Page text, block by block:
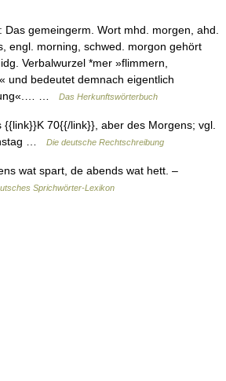
gemeingerm. Wort mhd. morgen, ahd.
engl. morning, schwed. morgon gehört
Verbalwurzel *mer »flimmern,
und bedeutet demnach eigentlich
…
Das Herkunftswörterbuch
70{{/link}}, aber des Morgens; vgl.
…
Die deutsche Rechtschreibung
wat spart, de abends wat hett. –
Sprichwörter-Lexikon